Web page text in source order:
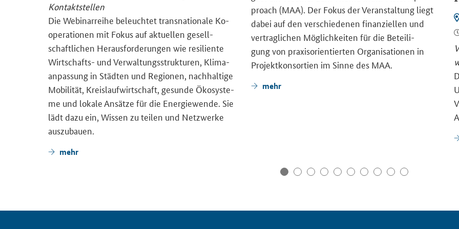
Kontaktstellen
Die We­bi­nar­rei­he be­leuch­tet trans­na­tio­na­le Ko­
ope­ra­tio­nen mit Fokus auf ak­tu­el­len ge­sell­
schaft­li­chen Her­aus­for­de­run­gen wie re­si­li­en­te
Wirtschafts-​ und Ver­wal­tungs­struk­tu­ren, Kli­ma­
an­pas­sung in Städ­ten und Re­gio­nen, nach­hal­ti­ge
Mo­bi­li­tät, Kreis­lauf­wirt­schaft, ge­sun­de Öko­sys­te­
me und lo­ka­le An­sät­ze für die En­er­gie­wen­de. Sie
lädt dazu ein, Wis­sen zu tei­len und Netz­wer­ke
aus­zu­bau­en.
mehr
proach (MAA). Der Fokus der Ver­an­stal­tung liegt
dabei auf den ver­schie­de­nen fi­nan­zi­el­len und
ver­trag­li­chen Mög­lich­kei­ten für die Be­tei­li­
gung von pra­xis­ori­en­tier­ten Or­ga­ni­sa­tio­nen in
Pro­jekt­kon­sor­ti­en im Sinne des MAA.
mehr